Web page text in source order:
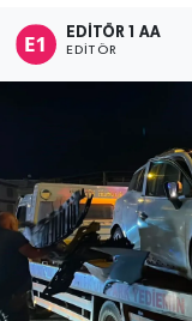
EDITÖR 1 AA
EDITÖR
Magazin
Spor
Türkiye